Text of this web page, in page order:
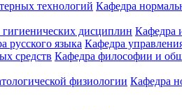
технологий Кафедра
дисциплин Кафедра
русского языка Кафедра
средств Кафедра философии и
физиологии Кафедра